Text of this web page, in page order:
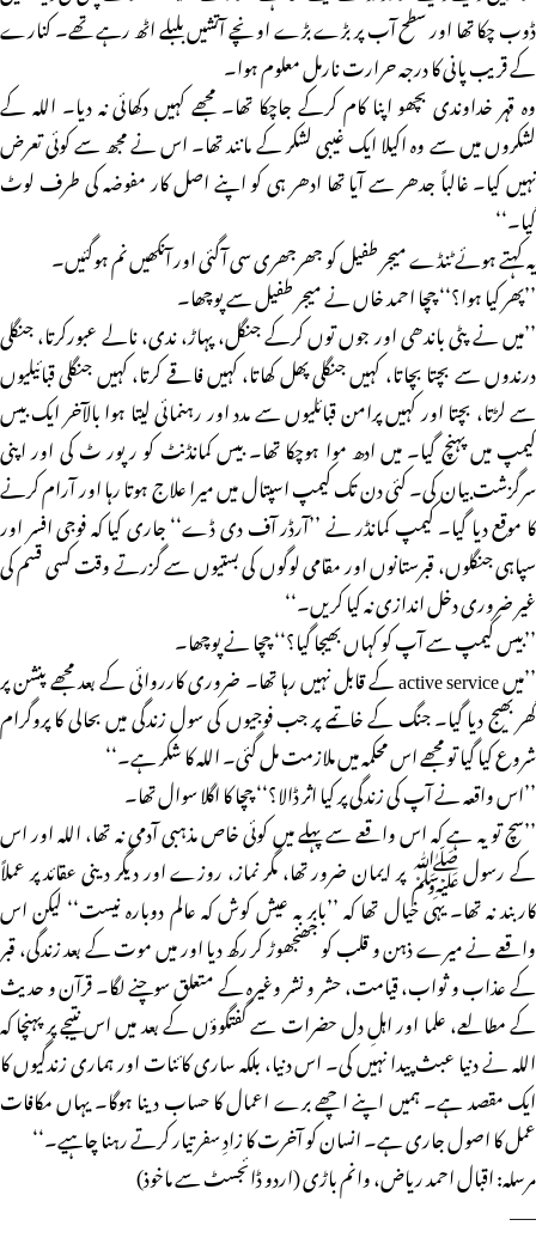
ڈوب چکا تھا اور سطح آب پر بڑے بڑے اونچے آتشیں بلبلے اٹھ رہے تھے۔ کنارے
کے قریب پانی کا درجہ حرارت نارمل معلوم ہوا۔
وہ قہر خداوندی بچھو اپنا کام کرکے جاچکا تھا۔ مجھے کہیں دکھائی نہ دیا۔ اللہ کے
لشکروں میں سے وہ اکیلا ایک غیبی لشکر کے مانند تھا۔ اس نے مجھ سے کوئی تعرض
نہیں کیا۔ غالباً جدھر سے آیا تھا ادھر ہی کو اپنے اصل کار مفوضہ کی طرف لوٹ
گیا۔‘‘
یہ کہتے ہوئے ٹنڈے میجر طفیل کو جھرجھری سی آگئی اور آنکھیں نم ہوگئیں۔
’’پھر کیا ہوا؟‘‘ چچا احمد خاں نے میجر طفیل سے پوچھا۔
’’میں نے پٹی باندھی اور جوں توں کرکے جنگل، پہاڑ، ندی، نالے عبورکرتا، جنگلی
درندوں سے بچتا بچاتا، کہیں جنگلی پھل کھاتا، کہیں فاقے کرتا، کہیں جنگلی قبائیلیوں
سے لڑتا، بچتا اور کہیں پرامن قبائلیوں سے مدد اور رہنمائی لیتا ہوا بالآخر ایک بیس
کیمپ میں پہنچ گیا۔ میں ادھ موا ہوچکا تھا۔ بیس کمانڈنٹ کو رپور ٹ کی اور اپنی
سرگزشت بیان کی۔ کئی دن تک کیمپ اسپتال میں میرا علاج ہوتا رہا اور آرام کرنے
کا موقع دیا گیا۔ کیمپ کمانڈر نے ’’آرڈر آف دی ڈے‘‘ جاری کیا کہ فوجی افسر اور
سپاہی جنگلوں، قبرستانوں اور مقامی لوگوں کی بستیوں سے گزرتے وقت کسی قسم کی
غیر ضروری دخل اندازی نہ کیا کریں۔‘‘
’’بیس کیمپ سے آپ کو کہاں بھیجا گیا؟‘‘ چچا نے پوچھا۔
’’میں active service کے قابل نہیں رہا تھا۔ ضروری کارروائی کے بعد مجھے پنشن پر
گھر بھیج دیا گیا۔ جنگ کے خاتمے پر جب فوجیوں کی سول زندگی میں بحالی کا پروگرام
شروع کیا گیا تو مجھے اس محکمہ میں ملازمت مل گئی۔ اللہ کا شکر ہے۔‘‘
’’اس واقعہ نے آپ کی زندگی پر کیا اثر ڈالا؟‘‘ چچا کا اگلا سوال تھا۔
’’سچ تو یہ ہے کہ اس واقعے سے پہلے میں کوئی خاص مذہبی آدمی نہ تھا، اللہ اور اس
کے رسول ﷺ پر ایمان ضرور تھا، مگر نماز، روزے اور دیگر دینی عقائد پر عملاً
کاربند نہ تھا۔ یہی خیال تھا کہ ’’بابر بہ عیش کوش کہ عالم دوبارہ نیست‘‘ لیکن اس
واقعے نے میرے ذہن و قلب کو جھنجھوڑ کر رکھ دیا اور میں موت کے بعد زندگی، قبر
کے عذاب و ثواب، قیامت، حشر و نشر وغیرہ کے متعلق سوچنے لگا۔ قرآن و حدیث
کے مطالعے، علما اور اہلِ دل حضرات سے گفتگوؤں کے بعد میں اس نتیجے پر پہنچا کہ
اللہ نے دنیا عبث پیدا نہیں کی۔ اس دنیا، بلکہ ساری کائنات اور ہماری زندگیوں کا
ایک مقصد ہے۔ ہمیں اپنے اچھے برے اعمال کا حساب دینا ہوگا۔ یہاں مکافات
عمل کا اصول جاری ہے۔ انسان کو آخرت کا زادِ سفر تیار کرتے رہنا چاہیے۔‘‘
مرسلہ: اقبال احمد ریاض، وانم باڑی (اردو ڈائجسٹ سے ماخوذ)
——